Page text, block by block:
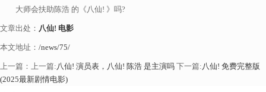
大师会扶助陈浩 的《八仙! 》吗?
文章出处： 八仙! 电影
本文地址： /news/75/
上一篇： 上一篇:八仙! 演员表，八仙! 陈浩 是主演吗 下一篇:八仙! 免费完整版
(2025最新剧情电影)